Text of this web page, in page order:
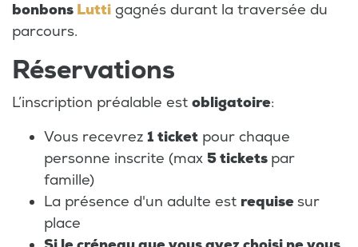
bonbons Lutti gagnés durant la traversée du
parcours.
Réservations
L’inscription préalable est obligatoire:
Vous recevrez 1 ticket pour chaque
personne inscrite (max 5 tickets par
famille)
La présence d'un adulte est requisesur
place